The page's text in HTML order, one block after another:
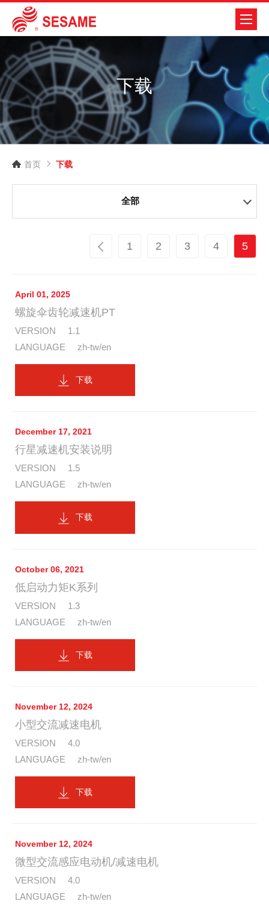
下载
首页 下载
全部
1 2 3 4 5
April 01, 2025
螺旋伞齿轮减速机PT
1.1
zh-tw/en
下载
December 17, 2021
行星减速机安装说明
1.5
zh-tw/en
下载
October 06, 2021
低启动力矩K系列
1.3
zh-tw/en
下载
November 12, 2024
小型交流减速电机
4.0
zh-tw/en
下载
November 12, 2024
微型交流感应电动机/减速电机
4.0
zh-tw/en